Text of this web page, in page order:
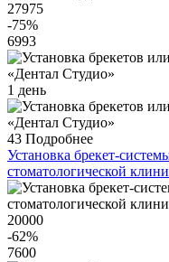
27975
-75%
6993
1 день
43 Подробнее
Установка брекет-
стоматологической
20000
-62%
7600